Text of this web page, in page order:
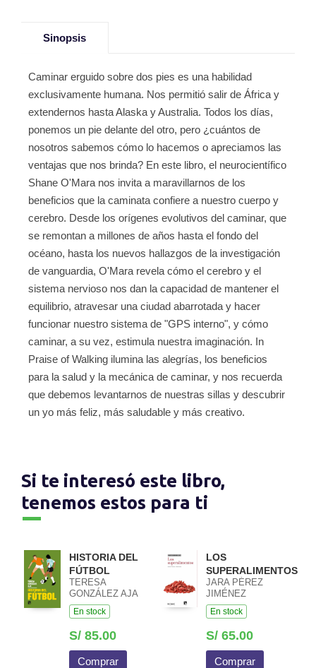
Sinopsis
Caminar erguido sobre dos pies es una habilidad
exclusivamente humana. Nos permitió salir de África y
extendernos hasta Alaska y Australia. Todos los días,
ponemos un pie delante del otro, pero ¿cuántos de
nosotros sabemos cómo lo hacemos o apreciamos las
ventajas que nos brinda? En este libro, el neurocientífico
Shane O'Mara nos invita a maravillarnos de los
beneficios que la caminata confiere a nuestro cuerpo y
cerebro. Desde los orígenes evolutivos del caminar, que
se remontan a millones de años hasta el fondo del
océano, hasta los nuevos hallazgos de la investigación
de vanguardia, O'Mara revela cómo el cerebro y el
sistema nervioso nos dan la capacidad de mantener el
equilibrio, atravesar una ciudad abarrotada y hacer
funcionar nuestro sistema de "GPS interno", y cómo
caminar, a su vez, estimula nuestra imaginación. In
Praise of Walking ilumina las alegrías, los beneficios
para la salud y la mecánica de caminar, y nos recuerda
que debemos levantarnos de nuestras sillas y descubrir
un yo más feliz, más saludable y más creativo.
Si te interesó este libro,
tenemos estos para ti
HISTORIA DEL
FÚTBOL
TERESA
GONZÁLEZ AJA
En stock
S/ 85.00
Comprar
LOS
SUPERALIMENTOS
JARA PÉREZ
JIMÉNEZ
En stock
S/ 65.00
Comprar